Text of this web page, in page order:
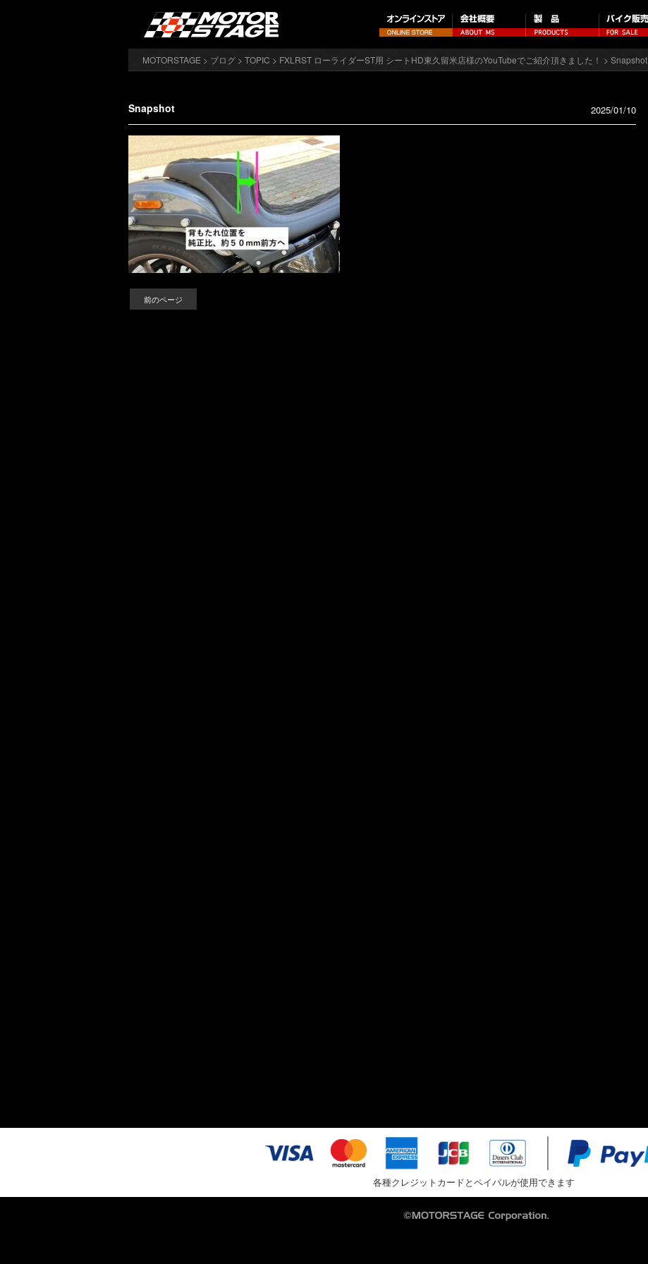
MOTORSTAGE > ブログ > TOPIC > FXLRST ローライダーST用 シートHD東久留米店様のYouTubeでご紹介頂きました！ > Snapshot
Snapshot 2025/01/10
前のページ
各種クレジットカードとペイパルが使用できます